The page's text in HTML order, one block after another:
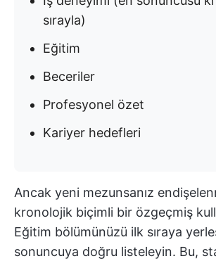
sırayla)
Eğitim
Beceriler
Profesyonel özet
Kariyer hedefleri
Ancak yeni mezunsanız
kronolojik biçimli bir özgeçmiş
Eğitim bölümünüzü ilk sıraya
sonuncuya doğru listeleyin. Bu,